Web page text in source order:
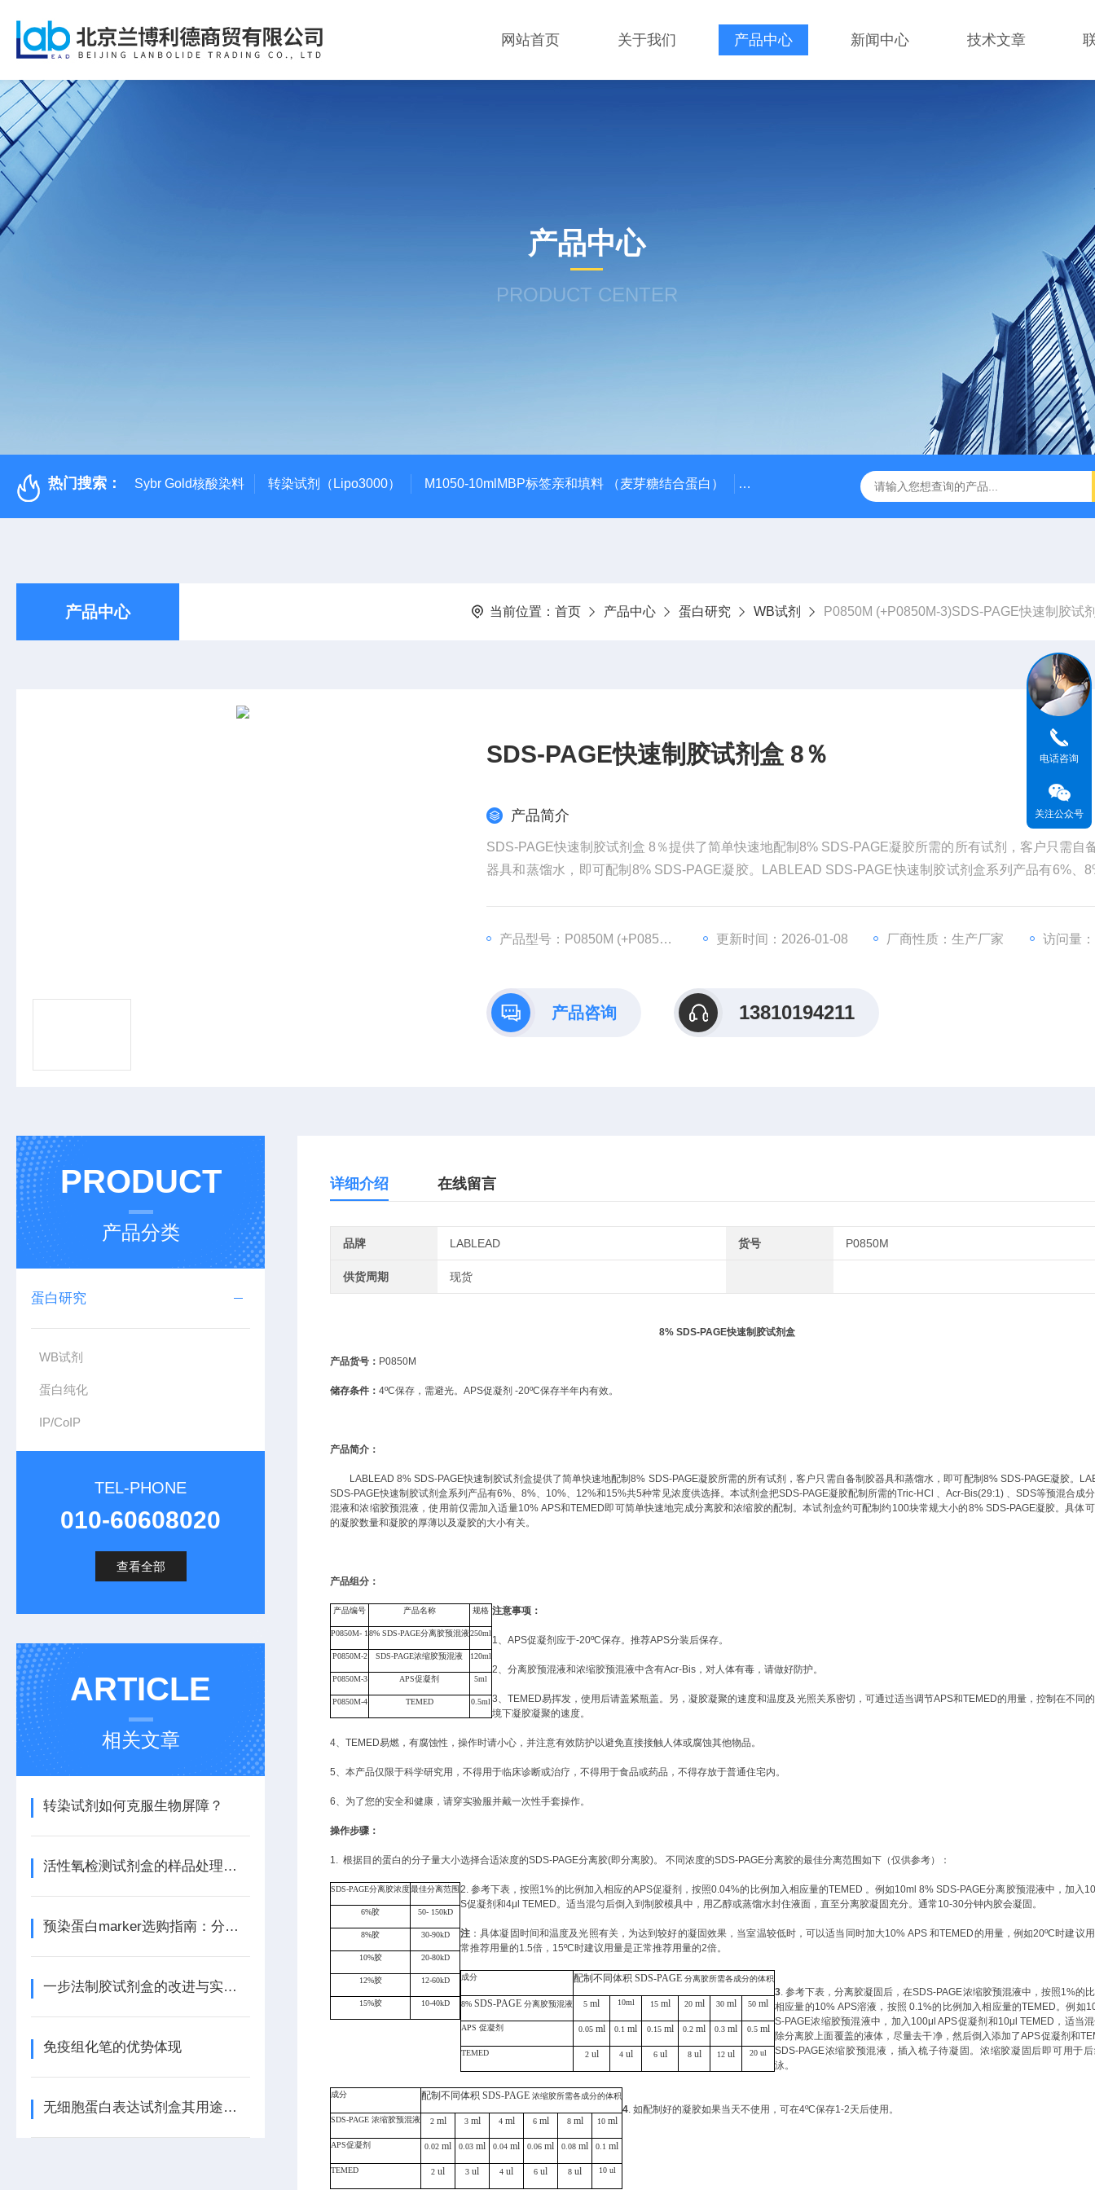
网站首页 关于我们 产品中心 新闻中心 技术文章
产品中心
PRODUCT CENTER
热门搜索： Sybr Gold核酸染料 转染试剂（Lipo3000） M1050-10mlMBP标签亲和填料 （麦芽糖结合蛋白） 500bp DNA Marker DNA Assembly Mix Plus无缝克隆
产品中心 当前位置： 首页 产品中心 蛋白研究 WB试剂 P0850M (+P0850M-3)SDS-PAGE快速制胶试
SDS-PAGE快速制胶试剂盒 8％
产品简介
SDS-PAGE快速制胶试剂盒 8％提供了简单快速地配制8% SDS-PAGE凝胶所需的所有试剂，客户只需自
器具和蒸馏水，即可配制8% SDS-PAGE凝胶。LABLEAD SDS-PAGE快速制胶试剂盒系列产品有6%、
产品型号：P0850M (+P0850M-3) 更新时间：2026-01-08 厂商性质：生产厂家 访问量
产品咨询 13810194211
PRODUCT
产品分类
蛋白研究
WB试剂
蛋白纯化
IP/CoIP
TEL-PHONE
010-60608020
查看全部
ARTICLE
相关文章
转染试剂如何克服生物屏障？
活性氧检测试剂盒的样品处理与准备
预染蛋白marker选购指南：分子量范围、颜色数、批次稳定性
一步法制胶试剂盒的改进与实验效果评估
免疫组化笔的优势体现
无细胞蛋白表达试剂盒其用途涵盖了哪几个方面？
详细介绍 在线留言
品牌 LABLEAD 货号 P0850M
供货周期 现货
8% SDS-PAGE快速制胶试剂盒
产品货号： P0850M
储存条件： 4ºC保存，需避光。APS促凝剂 -20ºC保存半年内有效。
产品简介：
LABLEAD 8% SDS-PAGE快速制胶试剂盒提供了简单快速地配制8% SDS-PAGE凝胶所需的所有试剂，客户只需自备制胶器具和蒸馏水，即可配制8% SDS-PAGE凝胶。
SDS-PAGE快速制胶试剂盒系列产品有6%、8%、10%、12%和15%共5种常见浓度供选择。本试剂盒把SDS-PAGE凝胶配制所需的Tric-HCl 、Acr-Bis(29:1) 、SDS等预混合成
混液和浓缩胶预混液，使用前仅需加入适量10% APS和TEMED即可简单快速地完成分离胶和浓缩胶的配制。本试剂盒约可配制约 100块常规大小的8% SDS-PAGE凝胶。具体
的凝胶数量和凝胶的厚薄以及凝胶的大小有关。
产品组分 ：
产品编号 产品名称 规格
P0850M- 1 8% SDS-PAGE分离胶预混液250ml
P0850M-2 SDS-PAGE浓缩胶预混液 120ml
P0850M-3 APS促凝剂 5ml
P0850M-4 TEMED 0 .5ml
注意事项：
1、APS促凝剂应于-20ºC保存。推荐APS分装后保存。
2、分离胶预混液和浓缩胶预混液中含有Acr-Bis，对人体有毒，请做好防护。
3、TEMED易挥发，使用后请盖紧瓶盖。另，凝胶凝聚的速度和温度及光照关系密切，可通过适当调节APS和TEMED的用量，控制在不同
境下凝胶凝聚的速度。
4、TEMED易燃，有腐蚀性，操作时请小心，并注意有效防护以避免直接接触人体或腐蚀其他物品。
5、本产品仅限于科学研究用，不得用于临床诊断或治疗，不得用于食品或药品，不得存放于普通住宅内。
6、为了您的安全和健康，请穿实验服并戴一次性手套操作。
操作步骤：
1. 根据目的蛋白的分子量大小选择合适浓度的SDS-PAGE分离胶(即分离胶)。 不同浓度的SDS-PAGE分离胶的最佳分离范围如下（仅供参考）：
SDS-PAGE分离胶浓度最佳分离范围
6%胶 50- 150kD
8%胶 30-90kD
10%胶 20-80kD
12%胶 12-60kD
15%胶 10-40kD
2.参考下表，按照1%的比例加入相应的APS促凝剂 ，按照0.04%的比例加入相应量的TEMED 。例如10ml8%SDS-PAGE分离胶预混液中，加入
S促凝剂 和4μl TEMED。适当混匀后倒入到制胶模具中，用乙醇或蒸馏水封住液面，直至分离胶凝固充分。通常10-30分钟内胶会凝固。
注 ：具体凝固时间和温度及光照有关，为达到较好的凝固效果，当室温较低时，可以适当同时加大10% APS和TEMED的用量，例如20ºC时建议
常推荐用量的1.5倍，15ºC时建议用量是正常推荐用量的2倍。
成分 配制不同体积 SDS-PAGE 分离胶所需各成分的体积
8% SDS-PAGE 分离胶预混液 5 ml 10ml 15 ml 20 ml 30 ml 50 ml
APS 促凝剂 0.05 ml 0.1 ml 0.15 ml 0.2 ml 0.3 ml 0.5 ml
TEMED 2 ul 4 ul 6 ul 8 ul 12 ul 20 ul
3. 参考下表，分离胶凝固后，在SDS-PAGE浓缩胶预混液中，按照1%的
相应量的10% APS溶液，按照 0.1%的比例加入相应量的TEMED。例如
S-PAGE浓缩胶预混液中，加入 100μlAPS促凝剂 和10μl TEMED，适当
除分离胶上面覆盖的液体，尽量去干净，然后倒入添加了APS促凝剂 和
SDS-PAGE浓缩胶预混液，插入梳子待凝固。浓缩胶凝固后即可用于
泳。
成分 配制不同体积 SDS-PAGE 浓缩胶所需各成分的体积
SDS-PAGE 浓缩胶预混液 2 ml 3 ml 4 ml 6 ml 8 ml 10 ml
APS促凝剂 0.02 ml 0.03 ml 0.04 ml 0.06 ml 0.08 ml 0.1 ml
TEMED 2 ul 3 ul 4 ul 6 ul 8 ul 10 ul
4. 如配制好的凝胶如果当天不使用，可在4ºC保存1-2天后使用。
电话咨询
关注公众号